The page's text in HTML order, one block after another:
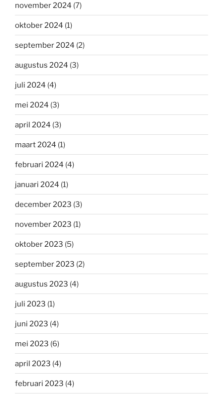
november 2024 (7)
oktober 2024 (1)
september 2024 (2)
augustus 2024 (3)
juli 2024 (4)
mei 2024 (3)
april 2024 (3)
maart 2024 (1)
februari 2024 (4)
januari 2024 (1)
december 2023 (3)
november 2023 (1)
oktober 2023 (5)
september 2023 (2)
augustus 2023 (4)
juli 2023 (1)
juni 2023 (4)
mei 2023 (6)
april 2023 (4)
februari 2023 (4)